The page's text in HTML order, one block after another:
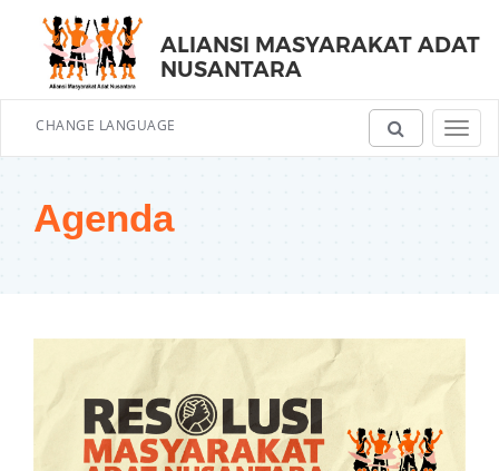
ALIANSI MASYARAKAT ADAT
NUSANTARA
CHANGE LANGUAGE
Agenda